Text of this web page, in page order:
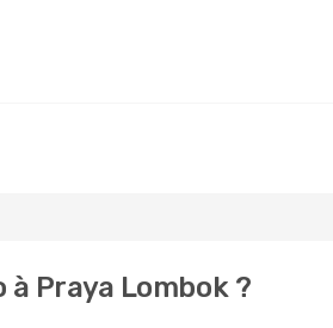
Praya Lombok ?